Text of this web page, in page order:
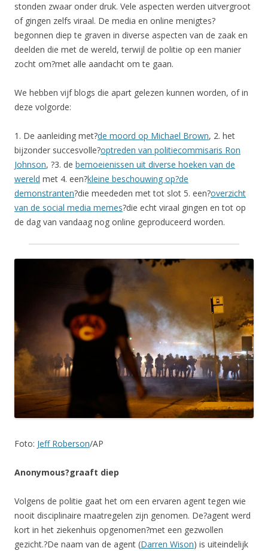
stonden zwaar onder druk. Vele aspecten werden uitvergroot
of gingen zelfs viraal. De media en online menigtes?
begonnen diep te graven in diverse aspecten van de zaak en
deelden die met de wereld, terwijl de politie op een manier
zocht om?met alle aandacht om te gaan.
We hebben vijf blogs die apart gelezen kunnen worden, of in
deze volgorde:
1. De aanleiding met?de moord op Michael Brown, 2. het
bijzonder succesvolle?optreden van politiecommisaris Ron
Johnson, ?3. de bemoeienissen uit diverse hoeken van de
wereld met 4. een?kleine beschouwing op?de
demonstranten?die meededen met tot slot 5. een?overzicht
van de social media memes?die echt viraal gingen en tot op
de dag van vandaag nog online geproduceerd worden.
Foto: Jeff Roberson/AP
Anonymous?graaft diep
Volgens de politie gaat het om een ervaren agent tegen wie
nooit disciplinaire maatregelen zijn genomen. De?agent werd
kort in het ziekenhuis opgenomen?met een gezwollen
gezicht.?De naam van de agent (Darren Wison) is uiteindelijk